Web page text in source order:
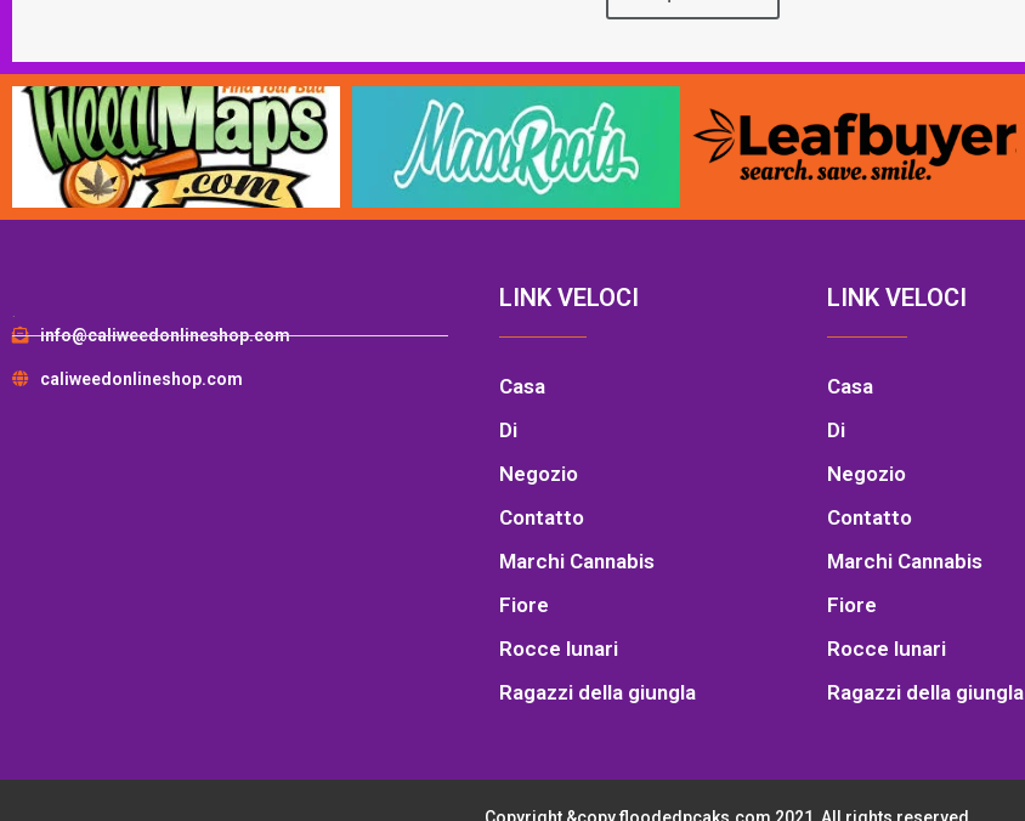
.
info@caliweedonlineshop.com
caliweedonlineshop.com
LINK VELOCI
Casa
Di
Negozio
Contatto
Marchi Cannabis
Fiore
Rocce lunari
Ragazzi della giungla
LINK VELOCI
Casa
Di
Negozio
Contatto
Marchi Cannabis
Fiore
Rocce lunari
Ragazzi della giungla
Copyright &copy floodedpcaks.com 2021, All rights reserved.